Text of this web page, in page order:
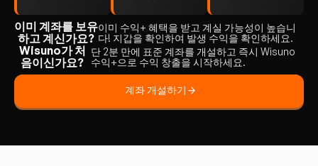
이미 계좌를 보유
하고 계신가요?
이미 수익+ 혜택을 받고 계실 가능성이 높습니
다! 지갑을 확인하여 발생 수익을 확인하세요.
Wisuno가 처
음이신가요?
단 2분 만에 표준 계좌를 개설하고 즉시 Wisuno
수익+으로 수익 창출을 시작하세요.
계좌 개설하기